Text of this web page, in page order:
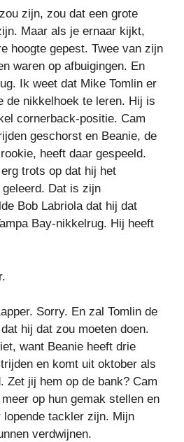
zijn, zou dat een grote
Maar als je ernaar kijkt,
hoogte gepest. Twee van zijn
waren op afbuigingen. En
Ik weet dat Mike Tomlin er
de nikkelhoek te leren. Hij is
cornerback-positie. Cam
geschorst en Beanie, de
heeft daar gespeeld.
trots op dat hij het
Dat is zijn
Bob Labriola dat hij dat
Bay-nikkelrug. Hij heeft
Sorry. En zal Tomlin de
hij dat zou moeten doen.
want Beanie heeft drie
en komt uit oktober als
Zet jij hem op de bank? Cam
op hun gemak stellen en
lopende tackler zijn. Mijn
verdwijnen.